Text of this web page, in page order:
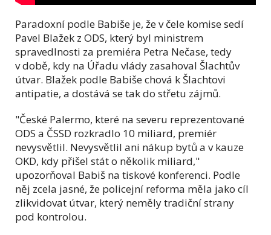
Paradoxní podle Babiše je, že v čele komise sedí
Pavel Blažek z ODS, který byl ministrem
spravedlnosti za premiéra Petra Nečase, tedy
v době, kdy na Úřadu vlády zasahoval Šlachtův
útvar. Blažek podle Babiše chová k Šlachtovi
antipatie, a dostává se tak do střetu zájmů.
"České Palermo, které na severu reprezentované
ODS a ČSSD rozkradlo 10 miliard, premiér
nevysvětlil. Nevysvětlil ani nákup bytů a v kauze
OKD, kdy přišel stát o několik miliard,"
upozorňoval Babiš na tiskové konferenci. Podle
něj zcela jasné, že policejní reforma měla jako cíl
zlikvidovat útvar, který neměly tradiční strany
pod kontrolou.